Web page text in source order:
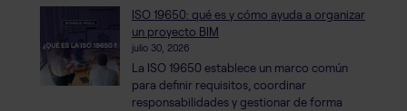
ISO 19650: qué es y cómo ayuda a organizar
un proyecto BIM
julio 30, 2026
La ISO 19650 establece un marco común
para definir requisitos, coordinar
responsabilidades y gestionar de forma